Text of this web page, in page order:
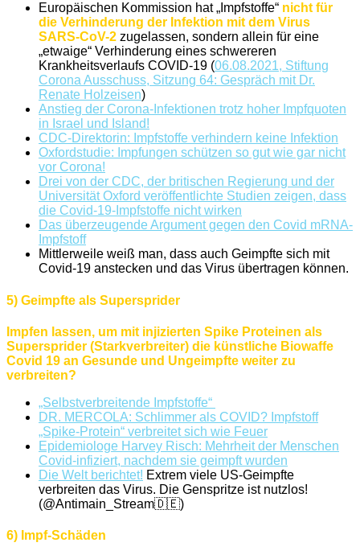
Europäischen Kommission hat „Impfstoffe“ nicht für
die Verhinderung der Infektion mit dem Virus
SARS-CoV-2 zugelassen, sondern allein für eine
„etwaige“ Verhinderung eines schwereren
Krankheitsverlaufs COVID-19 (06.08.2021, Stiftung
Corona Ausschuss, Sitzung 64: Gespräch mit Dr.
Renate Holzeisen)
Anstieg der Corona-Infektionen trotz hoher Impfquoten
in Israel und Island!
CDC-Direktorin: Impfstoffe verhindern keine Infektion
Oxfordstudie: Impfungen schützen so gut wie gar nicht
vor Corona!
Drei von der CDC, der britischen Regierung und der
Universität Oxford veröffentlichte Studien zeigen, dass
die Covid-19-Impfstoffe nicht wirken
Das überzeugende Argument gegen den Covid mRNA-
Impfstoff
Mittlerweile weiß man, dass auch Geimpfte sich mit
Covid-19 anstecken und das Virus übertragen können.
5) Geimpfte als Supersprider
Impfen lassen, um mit injizierten Spike Proteinen als
Supersprider (Starkverbreiter) die künstliche Biowaffe
Covid 19 an Gesunde und Ungeimpfte weiter zu
verbreiten?
„Selbstverbreitende Impfstoffe“
DR. MERCOLA: Schlimmer als COVID? Impfstoff
„Spike-Protein“ verbreitet sich wie Feuer
Epidemiologe Harvey Risch: Mehrheit der Menschen
Covid-infiziert, nachdem sie geimpft wurden
Die Welt berichtet! Extrem viele US-Geimpfte
verbreiten das Virus. Die Genspritze ist nutzlos!
(@Antimain_Stream🇩🇪)
6) Impf-Schäden